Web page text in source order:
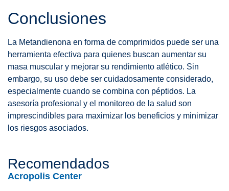
Conclusiones
La Metandienona en forma de comprimidos puede ser una
herramienta efectiva para quienes buscan aumentar su
masa muscular y mejorar su rendimiento atlético. Sin
embargo, su uso debe ser cuidadosamente considerado,
especialmente cuando se combina con péptidos. La
asesoría profesional y el monitoreo de la salud son
imprescindibles para maximizar los beneficios y minimizar
los riesgos asociados.
Recomendados
Acropolis Center